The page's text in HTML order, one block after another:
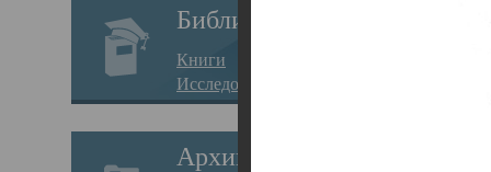
Библиотека
Книги
Исследования
Архив